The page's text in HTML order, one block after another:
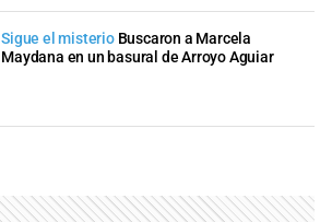
Sigue el misterio Buscaron a Marcela
Maydana en un basural de Arroyo Aguiar